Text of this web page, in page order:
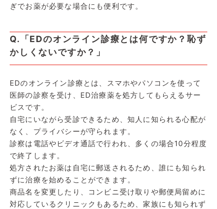
ぎでお薬が必要な場合にも便利です。
Q.「EDのオンライン診療とは何ですか？恥ず
かしくないですか？」
EDのオンライン診療とは、スマホやパソコンを使って
医師の診察を受け、ED治療薬を処方してもらえるサー
ビスです。
自宅にいながら受診できるため、知人に知られる心配が
なく、プライバシーが守られます。
診察は電話やビデオ通話で行われ、多くの場合10分程度
で終了します。
処方されたお薬は自宅に郵送されるため、誰にも知られ
ずに治療を始めることができます。
商品名を変更したり、コンビニ受け取りや郵便局留めに
対応しているクリニックもあるため、家族にも知られず